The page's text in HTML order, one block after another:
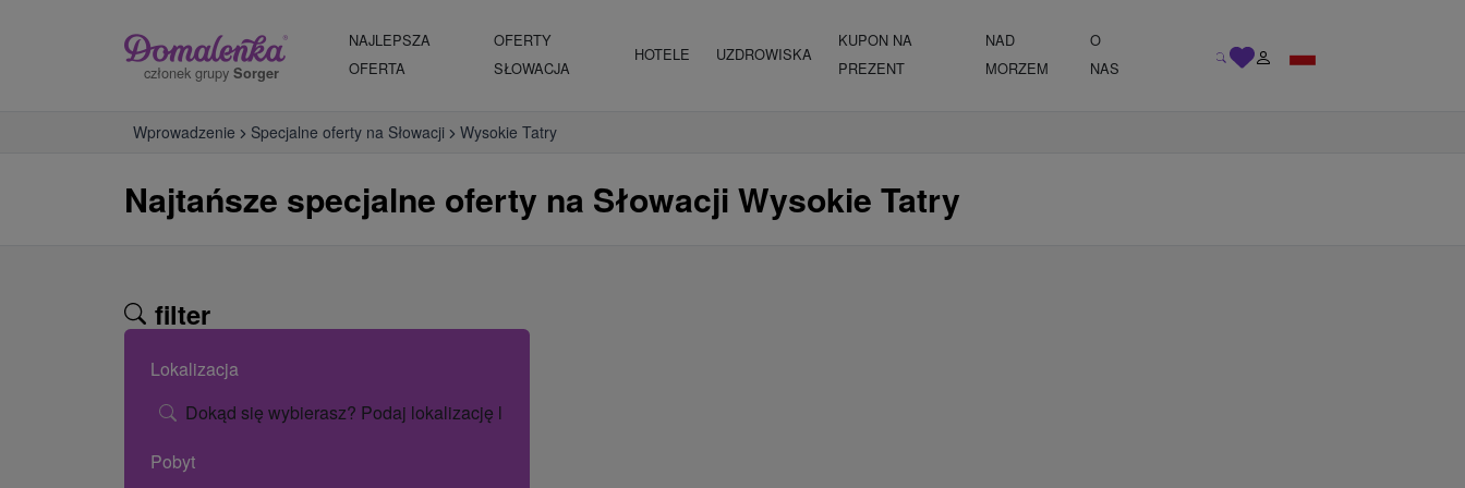
członek grupy Sorger
NAJLEPSZA
OFERTA
OFERTY
SŁOWACJA
HOTELE UZDROWISKA
KUPON NA
PREZENT
NAD
MORZEM
O
NAS
Wprowadzenie Specjalne oferty na Słowacji Wysokie Tatry
Najtańsze specjalne oferty na Słowacji Wysokie Tatry
filter
Lokalizacja
Dokąd się wybierasz? Podaj lokalizację lub nazwę hotelu.
Pobyt